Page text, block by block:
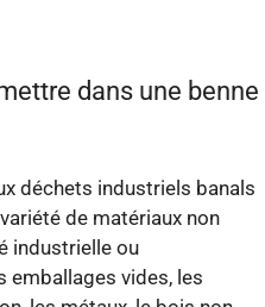
dans une benne
déchets industriels banals
de matériaux non
industrielle ou
emballages vides, les